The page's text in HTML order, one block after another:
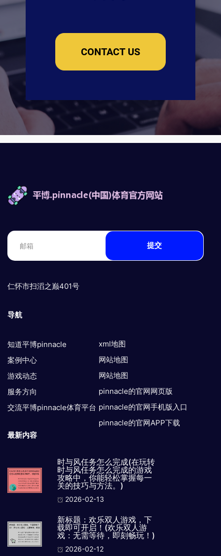
CONTACT US
提交
仁怀市扫滔之巅401号
导航
知道平博pinnacle
案例中心
游戏动态
服务方向
交流平博pinnacle体育平台
xml地图
网站地图
网站地图
pinnacle的官网网页版
pinnacle的官网手机版入口
pinnacle的官网APP下载
最新内容
时与风任务怎么完成(在玩转
时与风任务怎么完成的游戏
攻略中，你能轻松掌握每一
关的技巧与方法。)
2026-02-13
新标题：欢乐双人游戏，下
载即可开启！(欢乐双人游
戏：无需等待，即刻畅玩！)
2026-02-12